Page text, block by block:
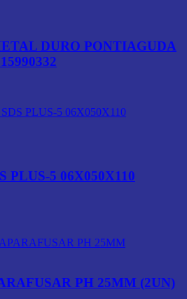
DURO PONTIAGUDA
PLUS-5 06X050X110
PH 25MM (2UN)